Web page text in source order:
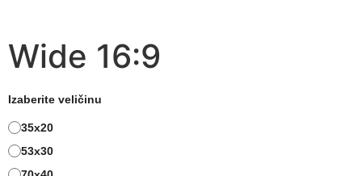
Wide 16:9
Izaberite veličinu
35x20
53x30